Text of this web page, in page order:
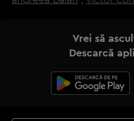
Vrei să
Descarcă